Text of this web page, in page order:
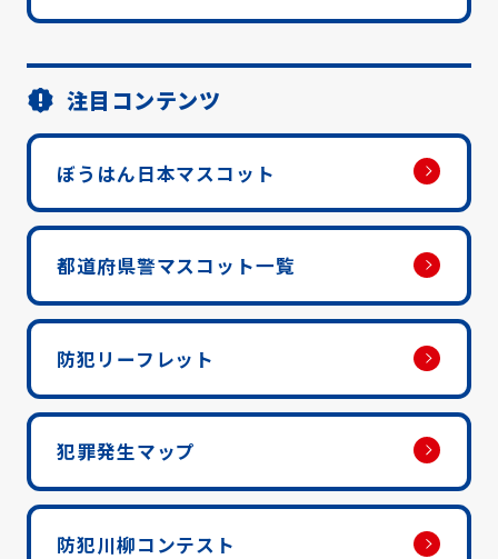
注目コンテンツ
ぼうはん日本マスコット
都道府県警マスコット一覧
防犯リーフレット
犯罪発生マップ
防犯川柳コンテスト